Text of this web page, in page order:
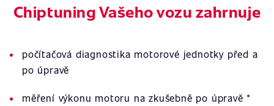
Chiptuning Vašeho vozu zahrnuje
počítačová diagnostika motorové jednotky před a
po úpravě
měření výkonu motoru na zkušebně po úpravě *